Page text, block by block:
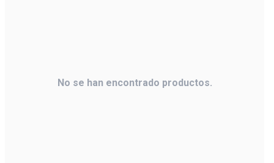
No se han encontrado productos.